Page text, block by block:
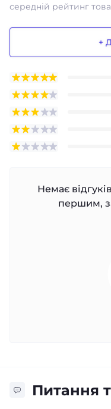
середній рейтинг
+
Немає
першим,
Питання